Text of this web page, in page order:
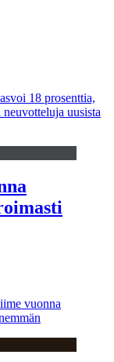
18 prosenttia,
uusista
vuonna